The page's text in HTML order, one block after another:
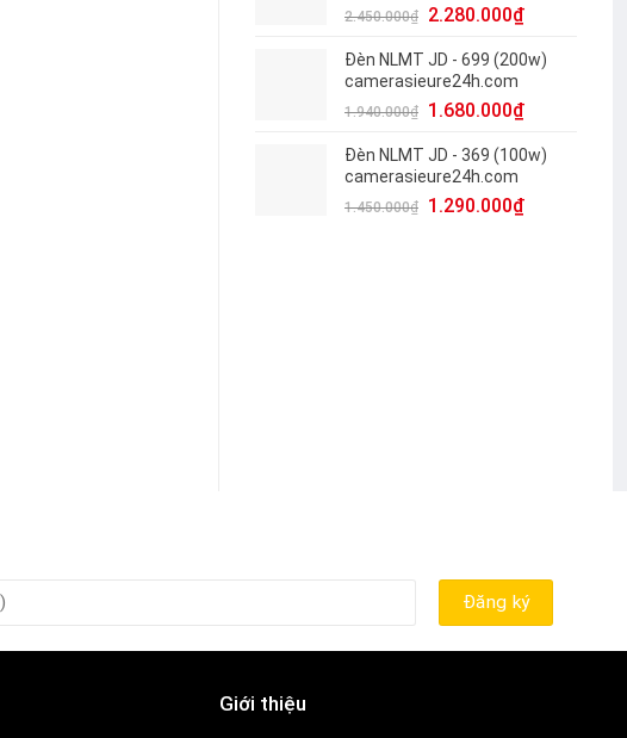
2.450.000₫ 2.280.000₫
Đèn NLMT JD - 699 (200w)
camerasieure24h.com
1.940.000₫ 1.680.000₫
Đèn NLMT JD - 369 (100w)
camerasieure24h.com
1.450.000₫ 1.290.000₫
Giới thiệu